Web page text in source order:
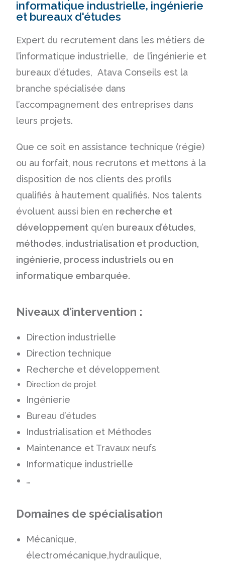
informatique industrielle, ingénierie
et bureaux d'études
Expert du recrutement dans les métiers de
l’informatique industrielle, de l’ingénierie et
bureaux d’études, Atava Conseils est la
branche spécialisée dans
l’accompagnement des entreprises dans
leurs projets.
Que ce soit en assistance technique (régie)
ou au forfait, nous recrutons et mettons à la
disposition de nos clients des profils
qualifiés à hautement qualifiés. Nos talents
évoluent aussi bien en recherche et
développement qu’en bureaux d’études,
méthodes, industrialisation et production,
ingénierie, process industriels ou en
informatique embarquée.
Niveaux d’intervention :
Direction industrielle
Direction technique
Recherche et développement
Direction de projet
Ingénierie
Bureau d’études
Industrialisation et Méthodes
Maintenance et Travaux neufs
Informatique industrielle
…
Domaines de spécialisation
Mécanique,
électromécanique,hydraulique,